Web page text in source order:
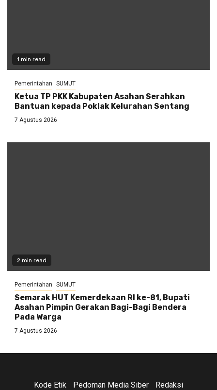
1 min read
Pemerintahan SUMUT
Ketua TP PKK Kabupaten Asahan Serahkan
Bantuan kepada Poklak Kelurahan Sentang
7 Agustus 2026
2 min read
Pemerintahan SUMUT
Semarak HUT Kemerdekaan RI ke-81, Bupati
Asahan Pimpin Gerakan Bagi-Bagi Bendera
Pada Warga
7 Agustus 2026
Kode Etik Pedoman Media Siber Redaksi